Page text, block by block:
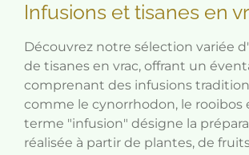
Infusions et tisanes en
Découvrez notre sélection variée
de tisanes en vrac, offrant un
comprenant des infusions
comme le cynorrhodon, le rooibos
terme "infusion" désigne la
réalisée à partir de plantes, de